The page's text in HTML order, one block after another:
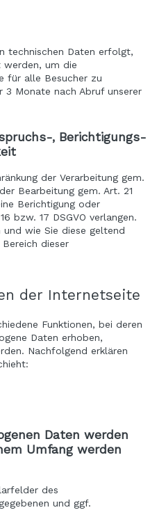
technischen Daten erfolgt,
um die
für alle Besucher zu
3 Monate nach Abruf unserer
, Berichtigungs-
der Verarbeitung gem.
Bearbeitung gem. Art. 21
Berichtigung oder
bzw. 17 DSGVO verlangen.
und wie Sie diese geltend
dieser
der Internetseite
Funktionen, bei deren
Daten erhoben,
Nachfolgend erklären
Daten werden
Umfang werden
des
und ggf.